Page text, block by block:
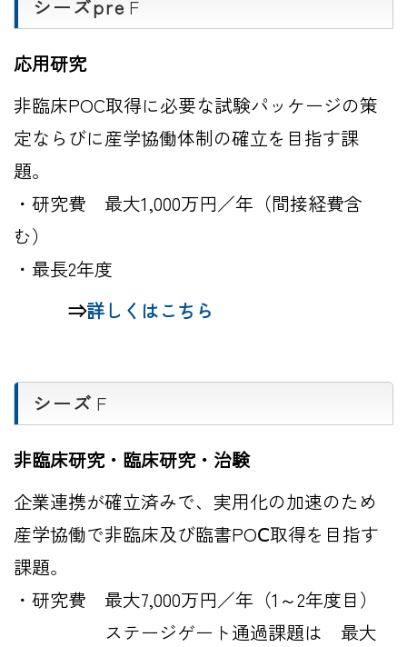
シーズpre Ｆ
応用研究
非臨床POC取得に必要な試験パッケージの策
定ならびに産学協働体制の確立を目指す課
題。
・研究費 最大1,000万円／年（間接経費含
む）
・最長2年度
⇒詳しくはこちら
シーズ Ｆ
非臨床研究・臨床研究・治験
企業連携が確立済みで、実用化の加速のため
産学協働で非臨床及び臨書POⅭ取得を目指す
課題。
・研究費 最大7,000万円／年（1～2年度目）
ステージゲート通過課題は 最大